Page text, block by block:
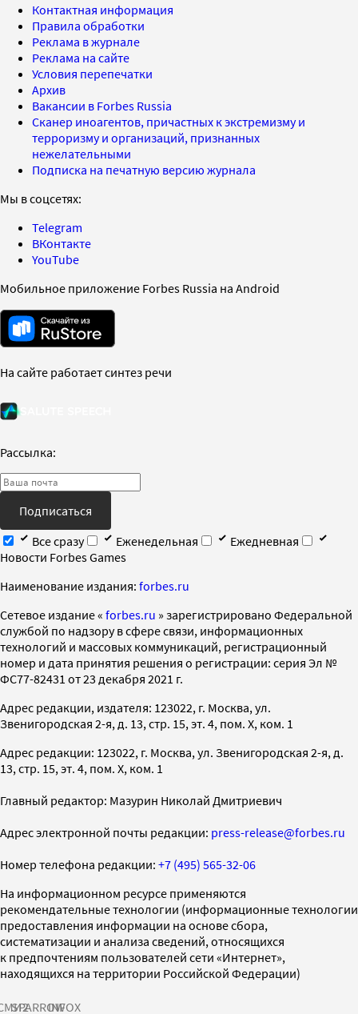
Контактная информация
Правила обработки
Реклама в журнале
Реклама на сайте
Условия перепечатки
Архив
Вакансии в Forbes Russia
Сканер иноагентов, причастных к экстремизму и
терроризму и организаций, признанных
нежелательными
Подписка на печатную версию журнала
Мы в соцсетях:
Telegram
ВКонтакте
YouTube
Мобильное приложение Forbes Russia на Android
На сайте работает синтез речи
Рассылка:
Подписаться
Все сразу
Еженедельная
Ежедневная
Новости Forbes Games
Наименование издания: forbes.ru
Cетевое издание « forbes.ru » зарегистрировано Федеральной
службой по надзору в сфере связи, информационных
технологий и массовых коммуникаций, регистрационный
номер и дата принятия решения о регистрации: серия Эл №
ФС77-82431 от 23 декабря 2021 г.
Адрес редакции, издателя: 123022, г. Москва, ул.
Звенигородская 2-я, д. 13, стр. 15, эт. 4, пом. X, ком. 1
Адрес редакции: 123022, г. Москва, ул. Звенигородская 2-я, д.
13, стр. 15, эт. 4, пом. X, ком. 1
Главный редактор: Мазурин Николай Дмитриевич
Адрес электронной почты редакции: press-release@forbes.ru
Номер телефона редакции: +7 (495) 565-32-06
На информационном ресурсе применяются
рекомендательные технологии (информационные технологии
предоставления информации на основе сбора,
систематизации и анализа сведений, относящихся
к предпочтениям пользователей сети «Интернет»,
находящихся на территории Российской Федерации)
SPARROWINFOX